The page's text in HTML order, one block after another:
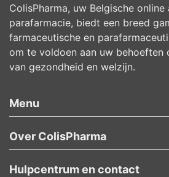
ColisPharma, uw Belgische online
parafarmacie, biedt een breed
farmaceutische en
om te voldoen aan uw behoeften
van gezondheid en welzijn.
Menu
Over ColisPharma
Hulpcentrum en contact